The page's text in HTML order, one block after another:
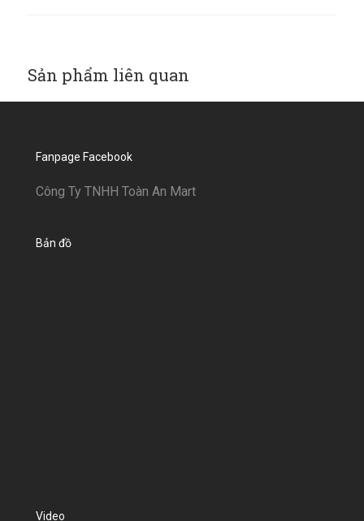
Sản phẩm liên quan
Fanpage Facebook
Công Ty TNHH Toàn An Mart
Bản đồ
Video